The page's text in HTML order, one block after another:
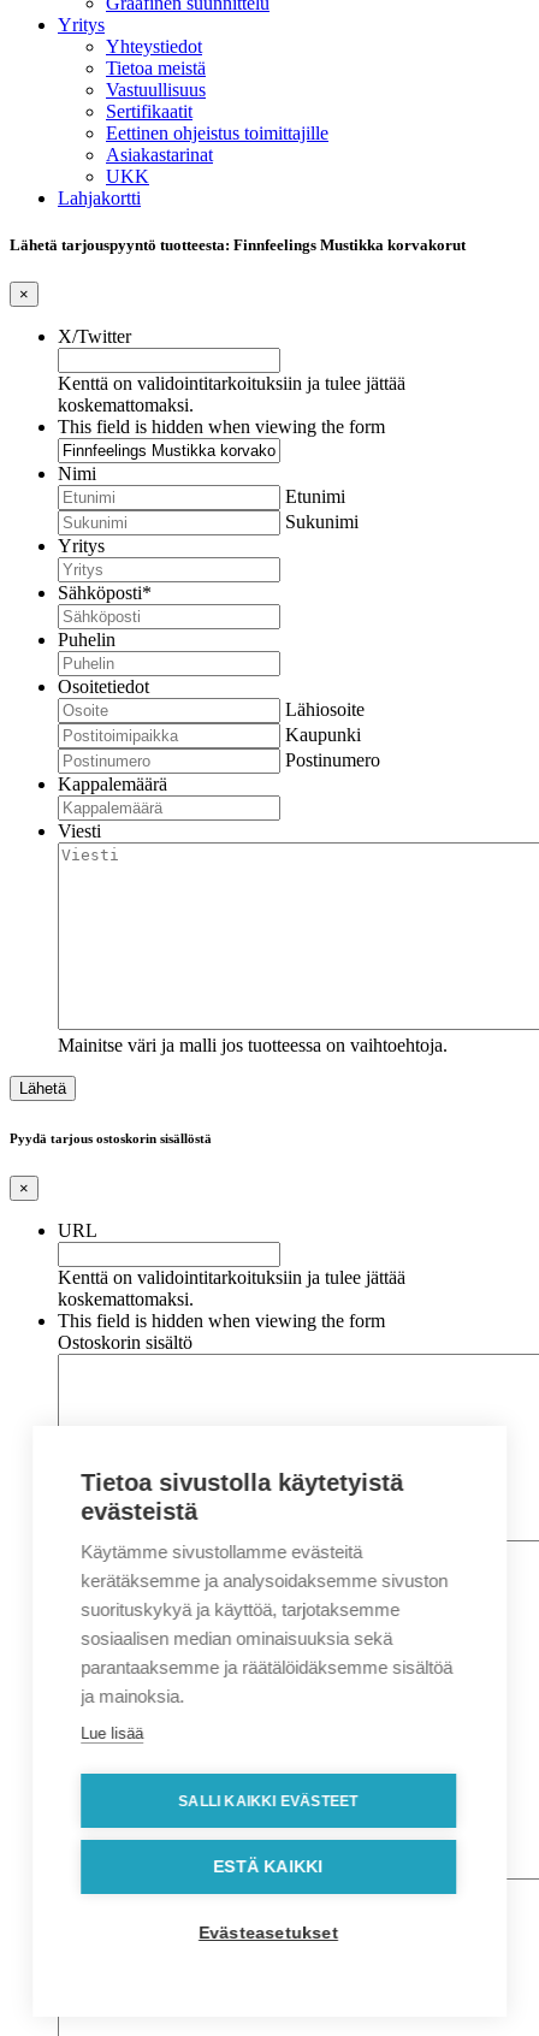
Yritys
Yhteystiedot
Tietoa meistä
Vastuullisuus
Sertifikaatit
Eettinen ohjeistus toimittajille
Asiakastarinat
UKK
Lahjakortti
Lähetä tarjouspyyntö tuotteesta: Finnfeelings Mustikka korvakorut
×
X/Twitter
Kenttä on validointitarkoituksiin ja tulee jättää
koskemattomaksi.
This field is hidden when viewing the form
Nimi
Etunimi
Sukunimi
Yritys
Sähköposti*
Puhelin
Osoitetiedot
Lähiosoite
Kaupunki
Postinumero
Kappalemäärä
Viesti
Mainitse väri ja malli jos tuotteessa on vaihtoehtoja.
Pyydä tarjous ostoskorin sisällöstä
×
URL
Kenttä on validointitarkoituksiin ja tulee jättää
koskemattomaksi.
This field is hidden when viewing the form
Ostoskorin sisältö
Nimi*
Etunimi
Sukunimi
Sähköposti*
Puhelin*
Osoitetiedot
Lähiosoite
Postinumero
Tietoa sivustolla käytetyistä
evästeistä
Käytämme sivustollamme evästeitä
kerätäksemme ja analysoidaksemme sivuston
suorituskykyä ja käyttöä, tarjotaksemme
sosiaalisen median ominaisuuksia sekä
parantaaksemme ja räätälöidäksemme sisältöä
ja mainoksia.
Lue lisää
SALLI KAIKKI EVÄSTEET
ESTÄ KAIKKI
Evästeasetukset